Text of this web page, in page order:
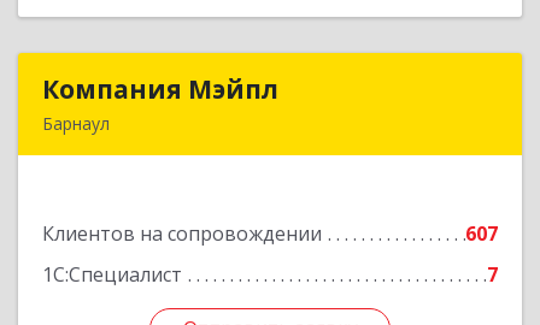
Компания Мэйпл
Барнаул
Клиентов на сопровождении
607
1С:Специалист
7
Компания Мэйпл
Подробнее